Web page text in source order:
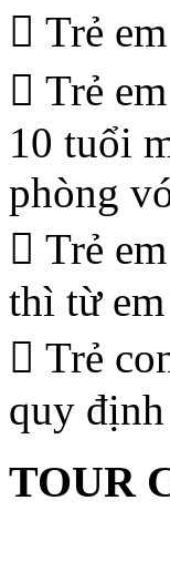
 Trẻ
 Trẻ
10 tuổi
phòng
 Trẻ
thì từ
 Trẻ
quy
TOUR